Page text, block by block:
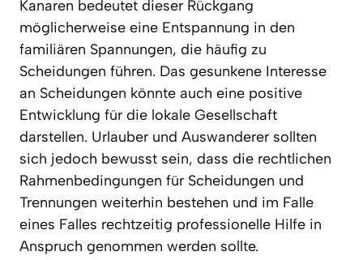
Kanaren bedeutet dieser Rückgang
möglicherweise eine Entspannung in den
familiären Spannungen, die häufig zu
Scheidungen führen. Das gesunkene Interesse
an Scheidungen könnte auch eine positive
Entwicklung für die lokale Gesellschaft
darstellen. Urlauber und Auswanderer sollten
sich jedoch bewusst sein, dass die rechtlichen
Rahmenbedingungen für Scheidungen und
Trennungen weiterhin bestehen und im Falle
eines Falles rechtzeitig professionelle Hilfe in
Anspruch genommen werden sollte.